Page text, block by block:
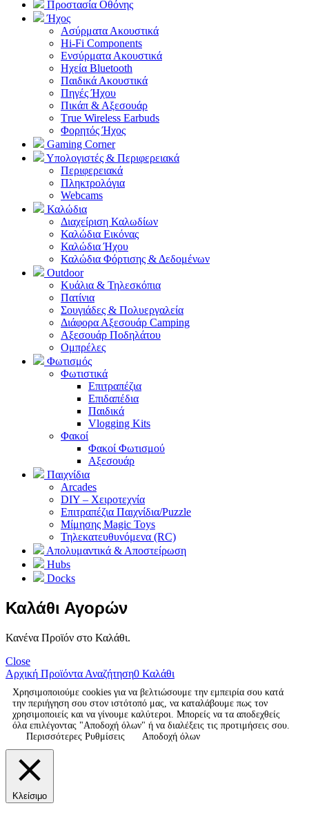
Προστασία Οθόνης
Ήχος
Ασύρματα Ακουστικά
Hi-Fi Components
Ενσύρματα Ακουστικά
Ηχεία Bluetooth
Παιδικά Ακουστικά
Πηγές Ήχου
Πικάπ & Αξεσουάρ
Τrue Wireless Earbuds
Φορητός Ήχος
Gaming Corner
Υπολογιστές & Περιφερειακά
Περιφερειακά
Πληκτρολόγια
Webcams
Καλώδια
Διαχείριση Καλωδίων
Καλώδια Εικόνας
Καλώδια Ήχου
Καλώδια Φόρτισης & Δεδομένων
Outdoor
Κυάλια & Τηλεσκόπια
Πατίνια
Σουγιάδες & Πολυεργαλεία
Διάφορα Αξεσουάρ Camping
Αξεσουάρ Ποδηλάτου
Ομπρέλες
Φωτισμός
Φωτιστικά
Επιτραπέζια
Επιδαπέδια
Παιδικά
Vlogging Kits
Φακοί
Φακοί Φωτισμού
Αξεσουάρ
Παιχνίδια
Arcades
DIY – Χειροτεχνία
Επιτραπέζια Παιχνίδια/Puzzle
Μίμησης Magic Toys
Τηλεκατευθυνόμενα (RC)
Απολυμαντικά & Αποστείρωση
Hubs
Docks
Καλάθι Αγορών
Κανένα Προϊόν στο Καλάθι.
Close
Αρχική Προϊόντα Αναζήτηση0 Καλάθι
Χρησιμοποιούμε cookies για να βελτιώσουμε την εμπειρία σου κατά
την περιήγηση σου στον ιστότοπό μας, να καταλάβουμε πως τον
χρησιμοποιείς και να γίνουμε καλύτεροι. Μπορείς να τα αποδεχθείς
όλα επιλέγοντας "Αποδοχή όλων" ή να διαλέξεις τις προτιμήσεις σου.
Περισσότερες Ρυθμίσεις
Αποδοχή όλων
Κλείσιμο